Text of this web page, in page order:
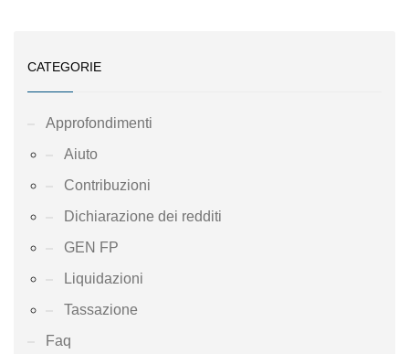
CATEGORIE
Approfondimenti
Aiuto
Contribuzioni
Dichiarazione dei redditi
GEN FP
Liquidazioni
Tassazione
Faq